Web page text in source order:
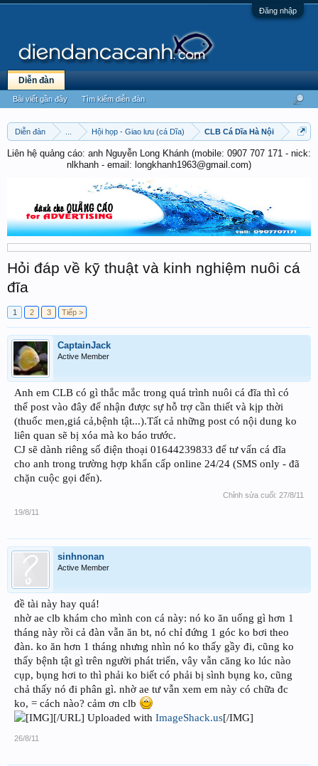
Đăng nhập
Diễn đàn Hội họp - Giao lưu (cá Dĩa) CLB Cá Dĩa Hà Nội
Liên hệ quảng cáo: anh Nguyễn Long Khánh (mobile: 0907 707 171 - nick:
nlkhanh - email: longkhanh1963@gmail.com)
Hỏi đáp về kỹ thuật và kinh nghiệm nuôi cá
đĩa
1 2 3 Tiếp >
CaptainJack
Active Member
Anh em CLB có gì thắc mắc trong quá trình nuôi cá đĩa thì có
thể post vào đây để nhận được sự hỗ trợ cần thiết và kịp thời
(thuốc men,giá cả,bệnh tật...).Tất cả những post có nội dung ko
liên quan sẽ bị xóa mà ko báo trước.
CJ sẽ dành riêng số điện thoại 01644239833 để tư vấn cá đĩa
cho anh trong trường hợp khẩn cấp online 24/24 (SMS only - đã
chặn cuộc gọi đến).
Chỉnh sửa cuối: 27/8/11
19/8/11
sinhnonan
Active Member
đề tài này hay quá!
nhờ ae clb khám cho mình con cá này: nó ko ăn uống gì hơn 1
tháng này rồi cả đàn vẫn ăn bt, nó chỉ đứng 1 góc ko bơi theo
đàn. ko ăn hơn 1 tháng nhưng nhìn nó ko thấy gầy đi, cũng ko
thấy bệnh tật gì trên người phát triển, vây vẫn căng ko lúc nào
cụp, bụng hơi to thì phải ko biết có phải bị sình bụng ko, cũng
chả thấy nó đi phân gì. nhờ ae tư vẫn xem em này có chữa đc
ko, = cách nào? cảm ơn clb
[/URL] Uploaded with ImageShack.us[/IMG]
26/8/11
Diễn đàn
Bài viết gần đây Tìm kiếm diễn đàn